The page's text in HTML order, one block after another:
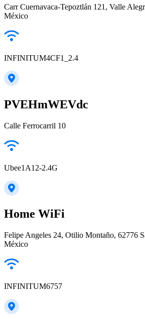
Carr Cuernavaca-Tepoztlán 121, Valle
México
INFINITUM4CF1_2.4
PVEHmWEVdc
Calle Ferrocarril 10
Ubee1A12-2.4G
Home WiFi
Felipe Angeles 24, Otilio Montaño, 62776
México
INFINITUM6757